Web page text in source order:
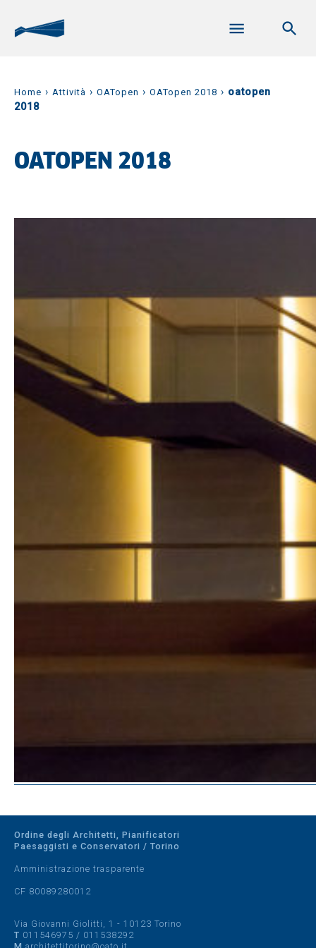
Home › Attività › OATopen › OATopen 2018 › oatopen
2018
OATOPEN 2018
Ordine degli Architetti, Pianificatori
Paesaggisti e Conservatori / Torino
Amministrazione trasparente
CF 80089280012
Via Giovanni Giolitti, 1 - 10123 Torino
T 011546975 / 011538292